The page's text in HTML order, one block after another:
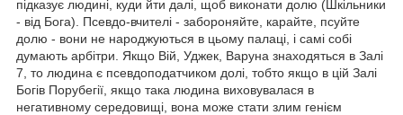
підказує людині, куди йти далі, щоб виконати долю (Шкільники
- від Бога). Псевдо-вчителі - забороняйте, карайте, псуйте
долю - вони не народжуються в цьому палаці, і самі собі
думають арбітри. Якщо Вій, Уджек, Варуна знаходяться в Залі
7, то людина є псевдоподатчиком долі, тобто якщо в цій Залі
Богів Порубегії, якщо така людина виховувалася в
негативному середовищі, вона може стати злим генієм